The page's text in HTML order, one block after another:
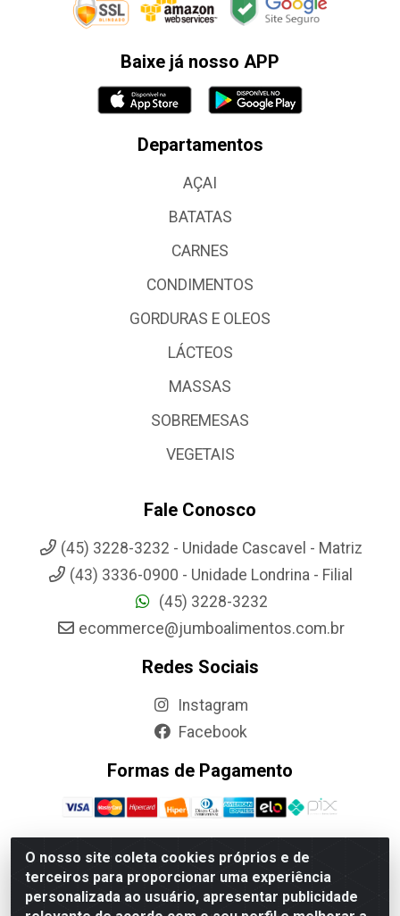
O nosso site coleta cookies próprios e de
terceiros para proporcionar uma experiência
personalizada ao usuário, apresentar publicidade
Baixe já nosso APP
Departamentos
AÇAI
BATATAS
CARNES
CONDIMENTOS
GORDURAS E OLEOS
LÁCTEOS
MASSAS
SOBREMESAS
VEGETAIS
Fale Conosco
(45) 3228-3232 - Unidade Cascavel - Matriz
(43) 3336-0900 - Unidade Londrina - Filial
(45) 3228-3232
ecommerce@jumboalimentos.com.br
Redes Sociais
Instagram
Facebook
Formas de Pagamento
Jumbo Alimentos Cascavel - Matriz - Rua Itatiba Do Sul, 161 -
Santos Dumont, Cascavel-PR - CEP 85804-700- CNPJ